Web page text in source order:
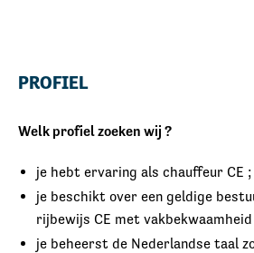
PROFIEL
Welk profiel zoeken wij ?
je hebt ervaring als chauffeur CE ;
je beschikt over een geldige
rijbewijs CE met vakbekwaamheid
je beheerst de Nederlandse taal